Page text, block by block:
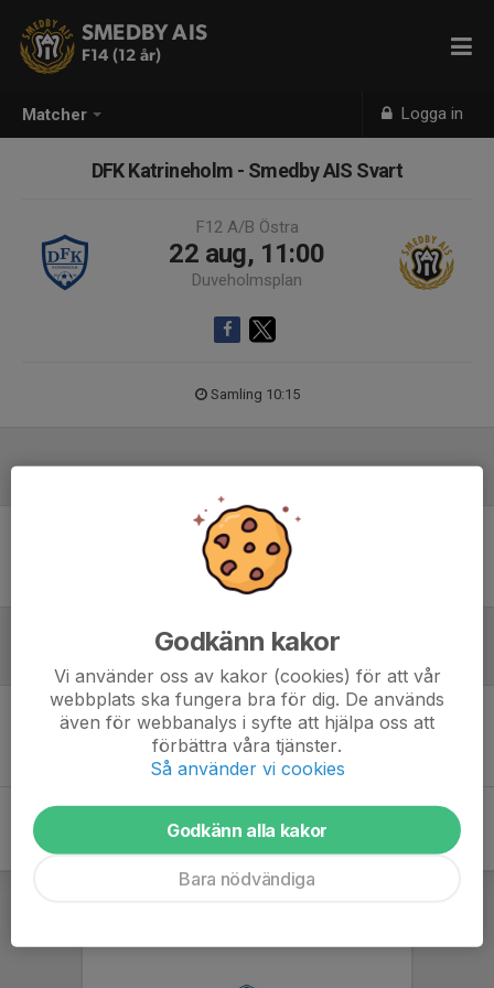
Matcher Logga in
SMEDBY AIS
F14 (12 år)
DFK Katrineholm - Smedby AIS Svart
F12 A/B Östra
22 aug, 11:00
Duveholmsplan
Samling 10:15
Ingen uppställning ifylld
Inför match
Inget skrivet
Godkänn kakor
Vi använder oss av kakor (cookies) för att vår
webbplats ska fungera bra för dig. De används
även för webbanalys i syfte att hjälpa oss att
förbättra våra tjänster.
Så använder vi cookies
Godkänn alla kakor
Bara nödvändiga